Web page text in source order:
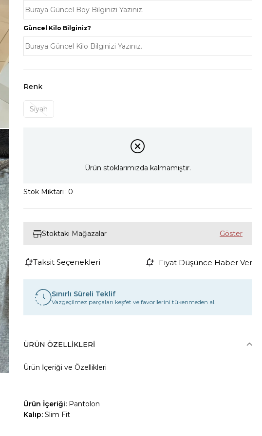
Triko
Aksesuar
Güncel Kilo Bilginiz?
Renk
Siyah
Ürün stoklarımızda kalmamıştır.
Stok Miktarı : 0
Stoktaki Mağazalar
Taksit Seçenekleri Fiyat Düşünce Haber Ver
Sınırlı Süreli Teklif
Vazgeçilmez parçaları keşfet ve favorilerini tükenmeden al.
ÜRÜN ÖZELLIKLERI
Ürün İçeriği ve Özellikleri
Ürün İçeriği: Pantolon
Kalıp: Slim Fit